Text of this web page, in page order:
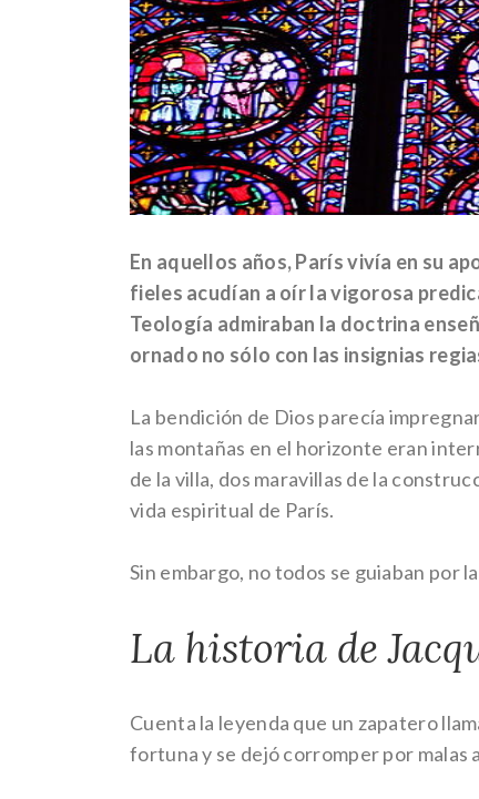
En aquellos años, París vivía en su
fieles acudían a oír la vigorosa
Teología admiraban la doctrina
ornado no sólo con las insignias
La bendición de Dios parecía
las montañas en el horizonte eran
de la villa, dos maravillas de la
vida espiritual de París.
Sin embargo, no todos se guiaban por
La historia de
Cuenta la leyenda que un zapatero
fortuna y se dejó corromper por malas